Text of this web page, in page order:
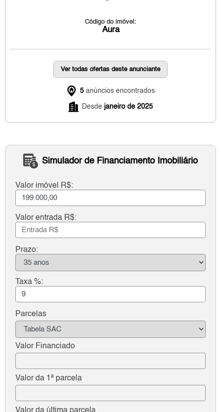
Código do imóvel:
Aura
Ver todas ofertas deste anunciante
5 anúncios encontrados
Desde janeiro de 2025
Simulador de Financiamento Imobiliário
Valor imóvel R$:
Valor entrada R$:
Prazo:
Taxa %:
Parcelas
Valor Financiado
Valor da 1ª parcela